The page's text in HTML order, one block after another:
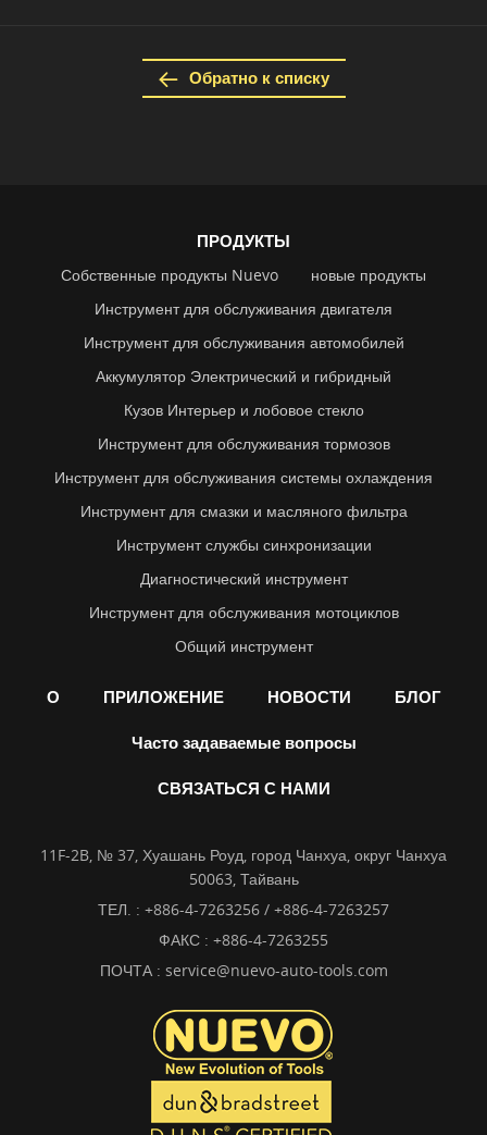
Обратно к списку
ПРОДУКТЫ
Собственные продукты Nuevo
новые продукты
Инструмент для обслуживания двигателя
Инструмент для обслуживания автомобилей
Аккумулятор Электрический и гибридный
Кузов Интерьер и лобовое стекло
Инструмент для обслуживания тормозов
Инструмент для обслуживания системы охлаждения
Инструмент для смазки и масляного фильтра
Инструмент службы синхронизации
Диагностический инструмент
Инструмент для обслуживания мотоциклов
Общий инструмент
О ПРИЛОЖЕНИЕ НОВОСТИ БЛОГ
Часто задаваемые вопросы
СВЯЗАТЬСЯ С НАМИ
11F-2B, № 37, Хуашань Роуд, город Чанхуа, округ Чанхуа
50063, Тайвань
ТЕЛ. : +886-4-7263256 / +886-4-7263257
ФАКС : +886-4-7263255
ПОЧТА : service@nuevo-auto-tools.com